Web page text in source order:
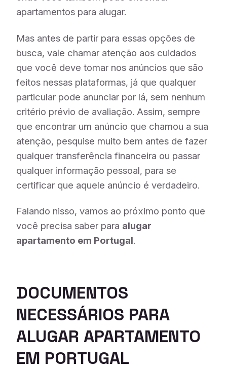
apartamentos para alugar.
Mas antes de partir para essas opções de
busca, vale chamar atenção aos cuidados
que você deve tomar nos anúncios que são
feitos nessas plataformas, já que qualquer
particular pode anunciar por lá, sem nenhum
critério prévio de avaliação. Assim, sempre
que encontrar um anúncio que chamou a sua
atenção, pesquise muito bem antes de fazer
qualquer transferência financeira ou passar
qualquer informação pessoal, para se
certificar que aquele anúncio é verdadeiro.
Falando nisso, vamos ao próximo ponto que
você precisa saber para alugar
apartamento em Portugal.
DOCUMENTOS
NECESSÁRIOS PARA
ALUGAR APARTAMENTO
EM PORTUGAL